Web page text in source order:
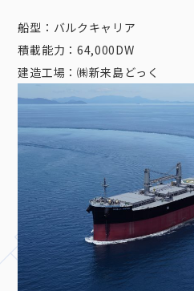
船型：バルクキャリア
積載能力：64,000DW
建造工場：㈱新来島どっく